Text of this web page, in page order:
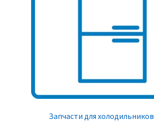
Запчасти для холодильников